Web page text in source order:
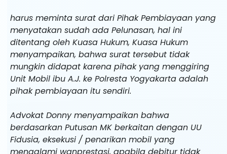
harus meminta surat dari Pihak Pembiayaan yang
menyatakan sudah ada Pelunasan, hal ini
ditentang oleh Kuasa Hukum, Kuasa Hukum
menyampaikan, bahwa surat tersebut tidak
mungkin didapat karena pihak yang menggiring
Unit Mobil ibu A.J. ke Polresta Yogyakarta adalah
pihak pembiayaan itu sendiri.
Advokat Donny menyampaikan bahwa
berdasarkan Putusan MK berkaitan dengan UU
Fidusia, eksekusi / penarikan mobil yang